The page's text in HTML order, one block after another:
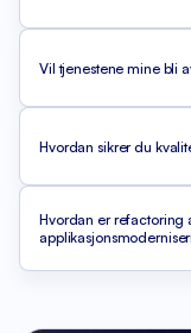
Vil tjenestene mine bli
Hvordan sikrer du
Hvordan er refactoring